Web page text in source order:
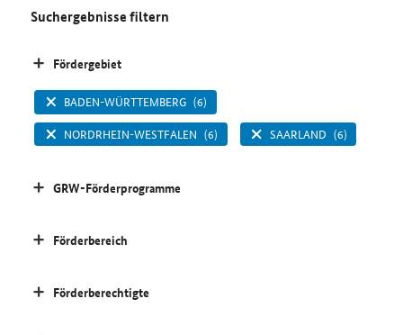
Suchergebnisse filtern
Fördergebiet
BADEN-WÜRTTEMBERG (6)
NORDRHEIN-WESTFALEN (6) SAARLAND (6)
GRW-Förderprogramme
Förderbereich
Förderberechtigte